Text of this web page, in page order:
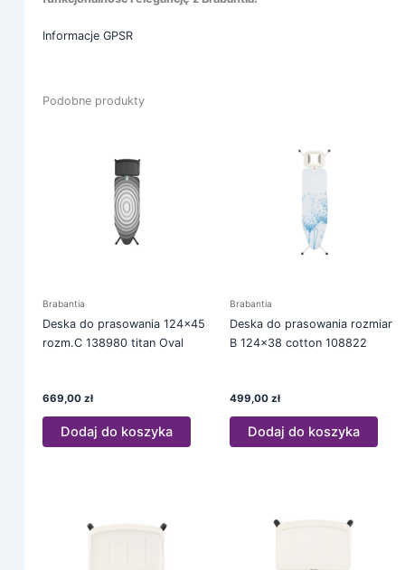
Informacje GPSR
Podobne produkty
Brabantia
Deska do prasowania 124×45
rozm.C 138980 titan Oval
669,00 zł
Dodaj do koszyka
Brabantia
Deska do prasowania rozmiar
B 124×38 cotton 108822
499,00 zł
Dodaj do koszyka